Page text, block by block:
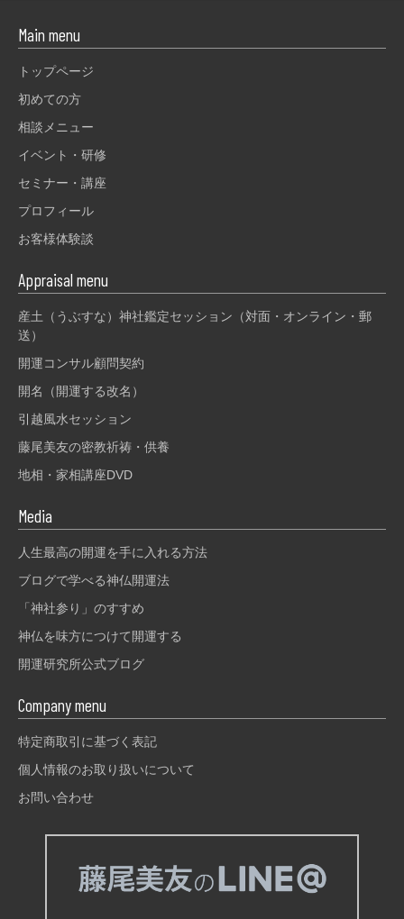
Main menu
トップページ
初めての方
相談メニュー
イベント・研修
セミナー・講座
プロフィール
お客様体験談
Appraisal menu
産土（うぶすな）神社鑑定セッション（対面・オンライン・郵
送）
開運コンサル顧問契約
開名（開運する改名）
引越風水セッション
藤尾美友の密教祈祷・供養
地相・家相講座DVD
Media
人生最高の開運を手に入れる方法
ブログで学べる神仏開運法
「神社参り」のすすめ
神仏を味方につけて開運する
開運研究所公式ブログ
Company menu
特定商取引に基づく表記
個人情報のお取り扱いについて
お問い合わせ